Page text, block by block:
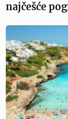
najčešće